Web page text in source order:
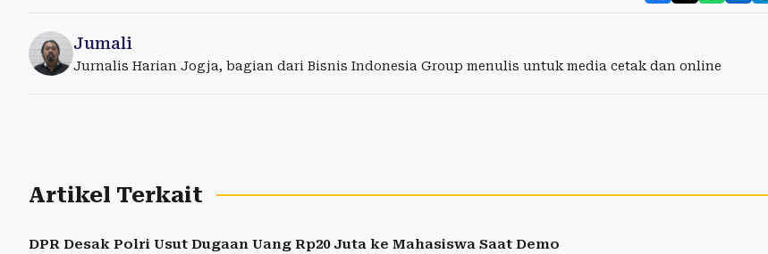
Jumali
Jurnalis Harian Jogja, bagian dari Bisnis Indonesia Group menulis untuk media cetak dan online
Artikel Terkait
DPR Desak Polri Usut Dugaan Uang Rp20 Juta ke Mahasiswa Saat Demo